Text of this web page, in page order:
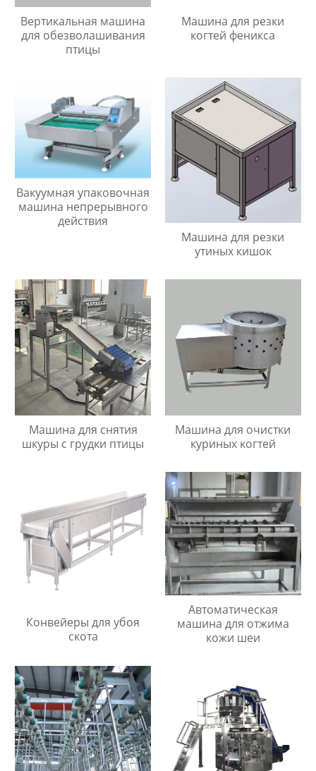
Вертикальная машина
для обезволашивания
птицы
Машина для резки
когтей феникса
Вакуумная упаковочная
машина непрерывного
действия
Машина для резки
утиных кишок
Машина для снятия
шкуры с грудки птицы
Машина для очистки
куриных когтей
Конвейеры для убоя
скота
Автоматическая
машина для отжима
кожи шеи